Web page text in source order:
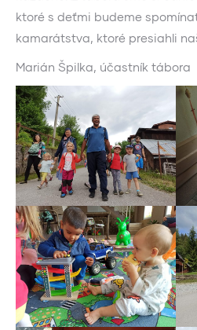
ktoré s deťmi budeme
kamarátstva, ktoré presiahli
Marián Špilka, účastník tábora